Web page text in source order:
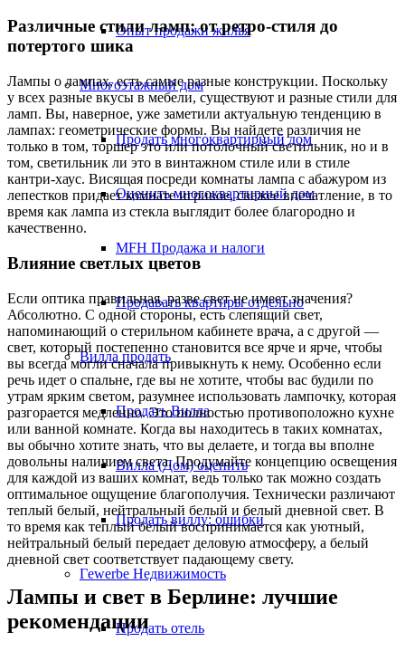
Опыт продажи жилья
Многоэтажный дом
Продать многоквартирный дом
Оценить многоквартирный дом
MFH Продажа и налоги
Продавать квартиры отдельно
Виллапродать
Продать Вилла
Вилла (Дом) оценить
Продать виллу: ошибки
Гewerbe Недвижимость
Продать отель
Различные стили ламп: от ретро-стиля до
потертого шика
Лампы о лампах, есть самые разные конструкции. Поскольку
у всех разные вкусы в мебели, существуют и разные стили для
ламп. Вы, наверное, уже заметили актуальную тенденцию в
лампах: геометрические формы. Вы найдете различия не
только в том, торшер это или потолочный светильник, но и в
том, светильник ли это в винтажном стиле или в стиле
кантри-хаус. Висящая посреди комнаты лампа с абажуром из
лепестков придает комнате игривое, свежее впечатление, в то
время как лампа из стекла выглядит более благородно и
качественно.
Влияние светлых цветов
Если оптика правильная, разве свет не имеет значения?
Абсолютно. С одной стороны, есть слепящий свет,
напоминающий о стерильном кабинете врача, а с другой —
свет, который постепенно становится все ярче и ярче, чтобы
вы всегда могли сначала привыкнуть к нему. Особенно если
речь идет о спальне, где вы не хотите, чтобы вас будили по
утрам ярким светом, разумнее использовать лампочку, которая
разгорается медленно. Это полностью противоположно кухне
или ванной комнате. Когда вы находитесь в таких комнатах,
вы обычно хотите знать, что вы делаете, и тогда вы вполне
довольны наличием света. Продумайте концепцию освещения
для каждой из ваших комнат, ведь только так можно создать
оптимальное ощущение благополучия. Технически различают
теплый белый, нейтральный белый и белый дневной свет. В
то время как теплый белый воспринимается как уютный,
нейтральный белый передает деловую атмосферу, а белый
дневной свет соответствует падающему свету.
Лампы и свет в Берлине: лучшие
рекомендации